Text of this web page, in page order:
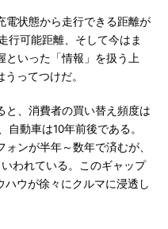
状態から走行できる距離が
行可能距離、そして今はま
といった「情報」を扱う上
ってつけだ。
、消費者の買い替え頻度は
動車は10年前後である。
ンが半年～数年で済むが、
われている。このギャップ
ウが徐々にクルマに浸透し